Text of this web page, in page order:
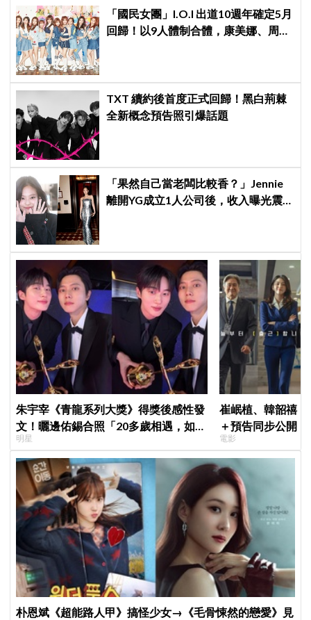
「國民女團」I.O.I 出道10週年確定5月
回歸！以9人體制合體，康美娜、周潔
TXT 續約後首度正式回歸！黑白荊棘
全新概念預告照引爆話題
「果然自己當老闆比較香？」Jennie
離開YG成立1人公司後，收入曝光震
朱宇宰《青龍系列大獎》得獎後感性發
文！曬邊佑錫合照「20多歲相遇，如今
一起站上頒獎舞台」
明星
崔岷植、韓韶禧
＋預告同步公開
美女CEO
電影
朴恩斌《超能路人甲》搞怪少女→《毛骨悚然的戀愛》見